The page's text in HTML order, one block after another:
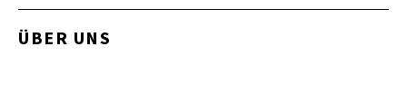
ÜBER UNS